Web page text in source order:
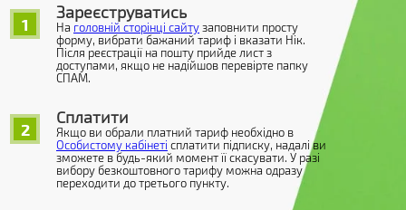
1
Зареєструватись
На головній сторінці сайтузаповнити просту
форму, вибрати бажаний тариф і вказати Нік.
Після реєстрації на пошту прийде лист з
доступами, якщо не надійшов перевірте папку
СПАМ.
2
Сплатити
Якщо ви обрали платний тариф необхідно в
Особистому кабінеті сплатити підписку, надалі ви
зможете в будь-який момент її скасувати. У разі
вибору безкоштовного тарифу можна одразу
переходити до третього пункту.